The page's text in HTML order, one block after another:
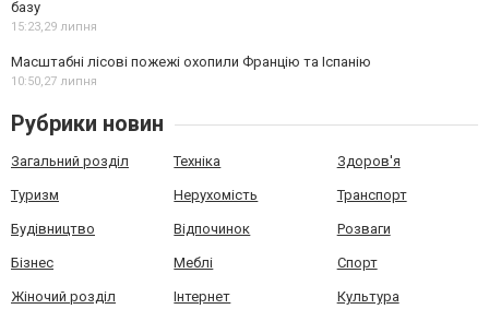
базу
15:23,29 липня
Масштабні лісові пожежі охопили Францію та Іспанію
10:50,27 липня
Рубрики новин
Загальний розділ Техніка Здоров'я
Туризм Нерухомість Транспорт
Будівництво Відпочинок Розваги
Бізнес Меблі Спорт
Жіночий розділ Інтернет Культура